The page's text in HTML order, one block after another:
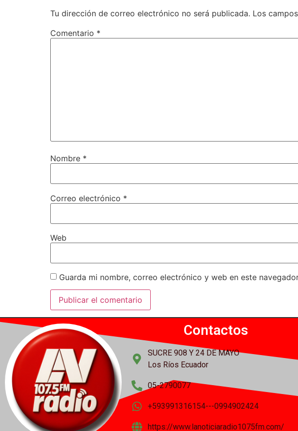
Tu dirección de correo electrónico no será publicada. Los
Comentario *
Nombre *
Correo electrónico *
Web
Guarda mi nombre, correo electrónico y web en este
Contactos
SUCRE 908 Y 24 DE MAYO
Los Ríos Ecuador
05-2790077
+593991316154---0994902424
https://www.lanoticiaradio1075fm.com/